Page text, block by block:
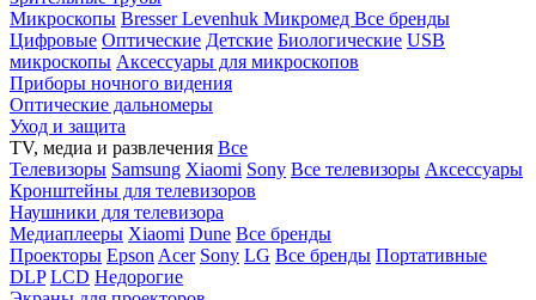
Микроскопы BresserLevenhuk Микромед Все бренды
Цифровые Оптические Детские Биологические USB
микроскопы Аксессуары для микроскопов
Приборы ночного видения
Оптические дальномеры
Уход и защита
TV, медиа и развлечения Все
Телевизоры Samsung Xiaomi Sony Все телевизоры Аксессуары
Кронштейны для телевизоров
Наушники для телевизора
Медиаплееры Xiaomi Dune Все бренды
Проекторы Epson Acer Sony LG Все бренды Портативные
DLP LCD Недорогие